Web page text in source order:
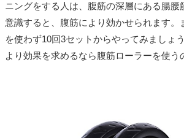
ニングをする人は、腹筋の深層にある腸腰
意識すると、腹筋により効かせられます。
を使わず10回3セットからやってみましょう
より効果を求めるなら腹筋ローラーを使う